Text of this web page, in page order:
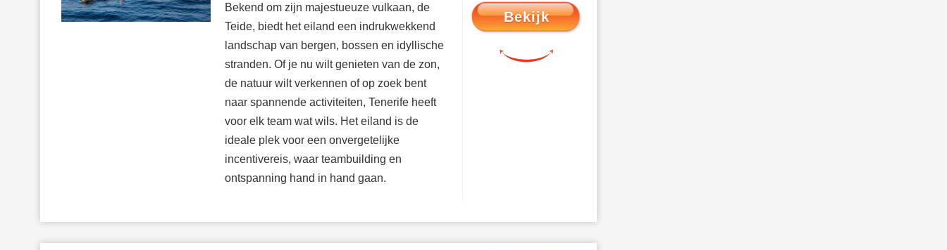
Bekend om zijn majestueuze vulkaan, de
Teide, biedt het eiland een indrukwekkend
landschap van bergen, bossen en idyllische
stranden. Of je nu wilt genieten van de zon,
de natuur wilt verkennen of op zoek bent
naar spannende activiteiten, Tenerife heeft
voor elk team wat wils. Het eiland is de
ideale plek voor een onvergetelijke
incentivereis, waar teambuilding en
ontspanning hand in hand gaan.
Bekijk